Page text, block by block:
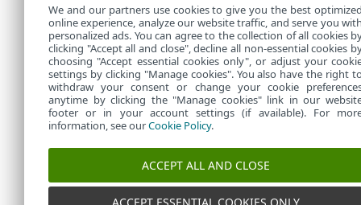
We and our partners use cookies to give you the best
online experience, analyze our website traffic, and serve you
personalized ads. You can agree to the collection of all cookies
clicking "Accept all and close", decline all non-essential cookies
choosing "Accept essential cookies only", or adjust your
settings by clicking "Manage cookies". You also have the right
withdraw your consent or change your cookie
anytime by clicking the "Manage cookies" link in our
footer or in your account settings (if available). For
information, see ourCookie Policy.
ACCEPT ALL AND CLOSE